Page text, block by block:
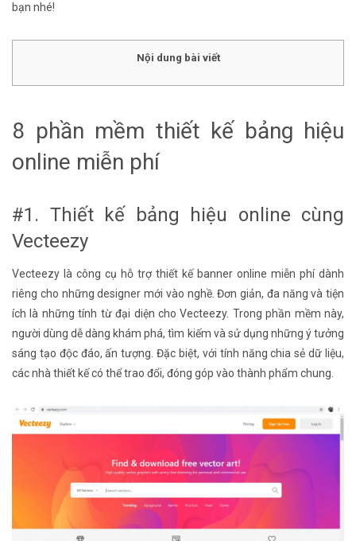
bạn nhé!
Nội dung bài viết
8 phần mềm thiết kế bảng hiệu
online miễn phí
#1. Thiết kế bảng hiệu online cùng
Vecteezy
Vecteezy là công cụ hỗ trợ thiết kế banner online miễn phí dành
riêng cho những designer mới vào nghề. Đơn giản, đa năng và tiện
ích là những tính từ đại diện cho Vecteezy. Trong phần mềm này,
người dùng dễ dàng khám phá, tìm kiếm và sử dụng những ý tưởng
sáng tạo độc đáo, ấn tượng. Đặc biệt, với tính năng chia sẻ dữ liệu,
các nhà thiết kế có thể trao đổi, đóng góp vào thành phẩm chung.